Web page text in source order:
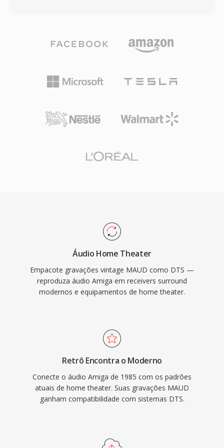
demandavam áudio sincronizado que o
formato padrão 8SVX não conseguia fornecer.
SoX é libsndfile, garantindo que producoes
Três vantagens distintas se destacam:
estrutura limpa baseada em IFF que qualquer
capacidade estéreo de 16 bits a frente do
se apoiam em modelagem psicoacustica
dados maior para cada canal, preservando
detalhes espaciais mais finos é dinamicas de
ADPCM de sub-banda combinado com
estendida, DTS-HD Master Áudio, adiciona
jogos é sistemas de infoentretenimento
automotivo, além de ocultacao robusta de
erros que mascara pequenas falhas de disco
ou streaming. Para quem trabalha com
conteúdo de som surround destinado a mídia
fisica ou streaming de alta qualidade, o DTS
Áudio Home Theater
Empacote gravações vintage MAUD como DTS —
reproduza áudio Amiga em receivers surround
modernos e equipamentos de home theater.
Retrô Encontra o Moderno
Conecte o áudio Amiga de 1985 com os padrões
atuais de home theater. Suas gravações MAUD
ganham compatibilidade com sistemas DTS.